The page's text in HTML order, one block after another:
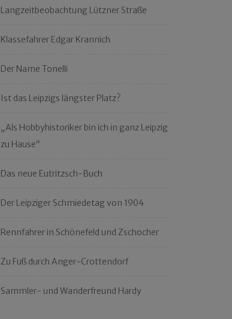
Langzeitbeobachtung Lützner Straße
Klassefahrer Edgar Krannich
Der Name Tonelli
Ist das Leipzigs längster Platz?
„Als Hobbyhistoriker bin ich in ganz Leipzig
zu Hause“
Das neue Eutritzsch-Buch
Der Leipziger Schmiedetag von 1904
Rennfahrer in Schönefeld und Zschocher
Zu Fuß durch Anger-Crottendorf
Sammler- und Wanderfreund Hardy